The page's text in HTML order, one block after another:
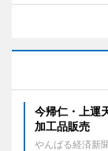
今帰仁・上運
加工品販売
やんばる経済新